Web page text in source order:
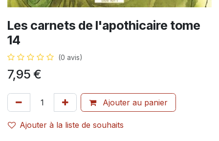
Les carnets de l'apothicaire tome
14
(0 avis)
7,95 €
Ajouter au panier
Ajouter à la liste de souhaits